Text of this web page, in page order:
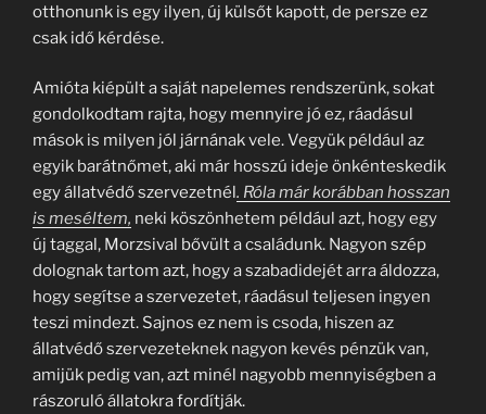
otthonunk is egy ilyen, új külsőt kapott, de persze ez
csak idő kérdése.
Amióta kiépült a saját napelemes rendszerünk, sokat
gondolkodtam rajta, hogy mennyire jó ez, ráadásul
mások is milyen jól járnának vele. Vegyük például az
egyik barátnőmet, aki már hosszú ideje önkénteskedik
egy állatvédő szervezetnél. Róla már korábban hosszan
is meséltem, neki köszönhetem például azt, hogy egy
új taggal, Morzsival bővült a családunk. Nagyon szép
dolognak tartom azt, hogy a szabadidejét arra áldozza,
hogy segítse a szervezetet, ráadásul teljesen ingyen
teszi mindezt. Sajnos ez nem is csoda, hiszen az
állatvédő szervezeteknek nagyon kevés pénzük van,
amijük pedig van, azt minél nagyobb mennyiségben a
rászoruló állatokra fordítják.